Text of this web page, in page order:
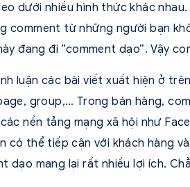
dưới nhiều hình thức khác
comment từ những người bạn
đang đi “comment dạo”. Vậy
luận các bài viết xuất hiện ở
group,… Trong bán hàng,
nền tảng mạng xã hội như
có thể tiếp cận với khách hàng
dạo mang lại rất nhiều lợi ích.